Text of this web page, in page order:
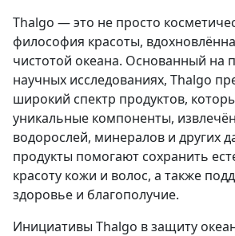
Thalgo — это не просто
философия красоты,
чистотой океана. Основанный на
научных исследованиях, Thalgo
широкий спектр продуктов,
уникальные компоненты,
водорослей, минералов и других
продукты помогают сохранить
красоту кожи и волос, а также
здоровье и благополучие.
Инициативы Thalgo в защиту